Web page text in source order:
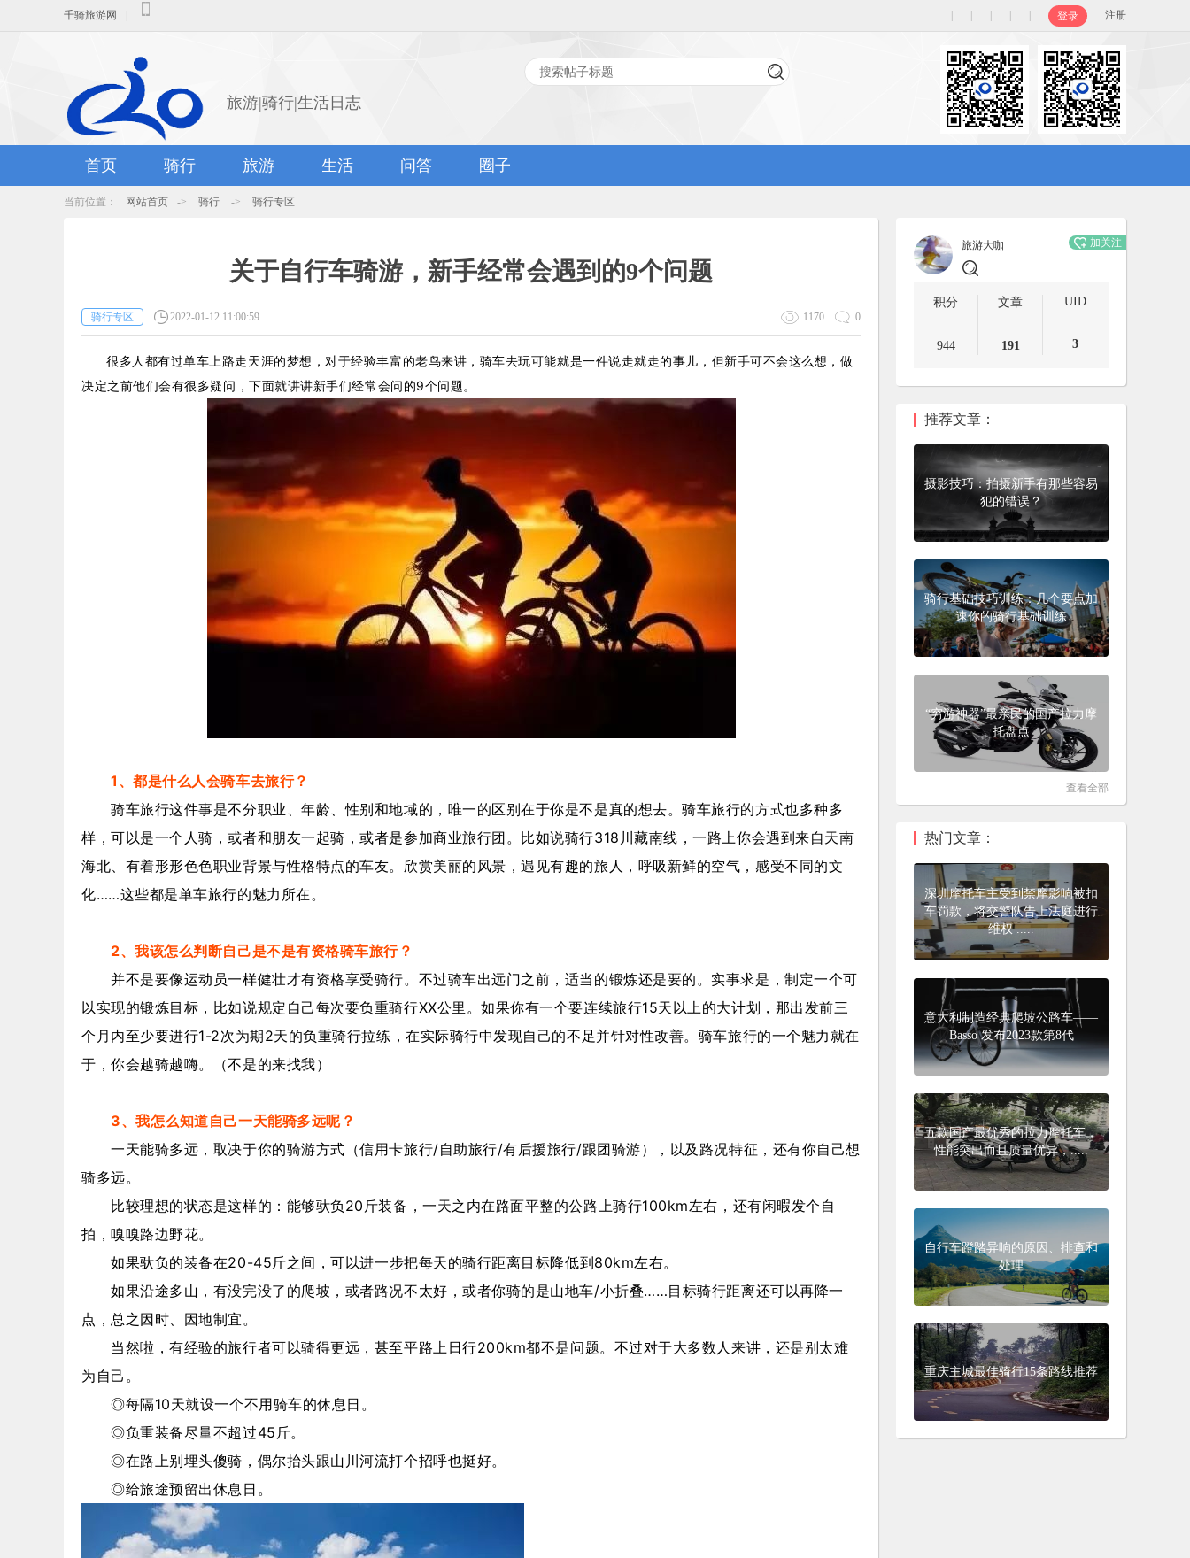
千骑旅游网 登录 注册
旅游|骑行|生活日志
首页 骑行 旅游 生活 问答 圈子
当前位置： 网站首页 -> 骑行 -> 骑行专区
关于自行车骑游，新手经常会遇到的9个问题
骑行专区 2022-01-12 11:00:59 1170 0
很多人都有过单车上路走天涯的梦想，对于经验丰富的老鸟来讲，骑车去玩可能就是一件说走就走的事儿，但新手可不会这么想，做
决定之前他们会有很多疑问，下面就讲讲新手们经常会问的9个问题。
1、都是什么人会骑车去旅行？
骑车旅行这件事是不分职业、年龄、性别和地域的，唯一的区别在于你是不是真的想去。骑车旅行的方式也多种多
样，可以是一个人骑，或者和朋友一起骑，或者是参加商业旅行团。比如说骑行318川藏南线，一路上你会遇到来自天南
海北、有着形形色色职业背景与性格特点的车友。欣赏美丽的风景，遇见有趣的旅人，呼吸新鲜的空气，感受不同的文
化……这些都是单车旅行的魅力所在。
2、我该怎么判断自己是不是有资格骑车旅行？
并不是要像运动员一样健壮才有资格享受骑行。不过骑车出远门之前，适当的锻炼还是要的。实事求是，制定一个可
以实现的锻炼目标，比如说规定自己每次要负重骑行XX公里。如果你有一个要连续旅行15天以上的大计划，那出发前三
个月内至少要进行1-2次为期2天的负重骑行拉练，在实际骑行中发现自己的不足并针对性改善。骑车旅行的一个魅力就在
于，你会越骑越嗨。（不是的来找我）
3、我怎么知道自己一天能骑多远呢？
一天能骑多远，取决于你的骑游方式（信用卡旅行/自助旅行/有后援旅行/跟团骑游），以及路况特征，还有你自己想
骑多远。
比较理想的状态是这样的：能够驮负20斤装备，一天之内在路面平整的公路上骑行100km左右，还有闲暇发个自
拍，嗅嗅路边野花。
如果驮负的装备在20-45斤之间，可以进一步把每天的骑行距离目标降低到80km左右。
如果沿途多山，有没完没了的爬坡，或者路况不太好，或者你骑的是山地车/小折叠……目标骑行距离还可以再降一
点，总之因时、因地制宜。
当然啦，有经验的旅行者可以骑得更远，甚至平路上日行200km都不是问题。不过对于大多数人来讲，还是别太难
为自己。
◎每隔10天就设一个不用骑车的休息日。
◎负重装备尽量不超过45斤。
◎在路上别埋头傻骑，偶尔抬头跟山川河流打个招呼也挺好。
◎给旅途预留出休息日。
旅游大咖 加关注
积分
944
文章
191
UID
3
推荐文章：
摄影技巧：拍摄新手有那些容易
犯的错误？
骑行基础技巧训练：几个要点加
速你的骑行基础训练
“穷游神器”最亲民的国产拉力摩
托盘点
查看全部
热门文章：
深圳摩托车主受到禁摩影响被扣
车罚款，将交警队告上法庭进行
维权 .....
意大利制造经典爬坡公路车——
Basso 发布2023款第8代
五款国产最优秀的拉力摩托车，
性能突出而且质量优异，.....
自行车蹬踏异响的原因、排查和
处理
重庆主城最佳骑行15条路线推荐